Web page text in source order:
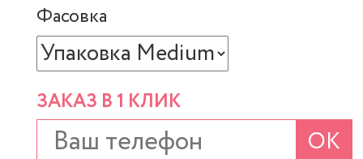
Фасовка
ЗАКАЗ В 1 КЛИК
ОК